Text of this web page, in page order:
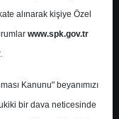
Raporlar
A.Ş.
alınarak kişiye Özel
www.spk.gov.tr
Kanunu" beyanımızı
bir dava neticesinde